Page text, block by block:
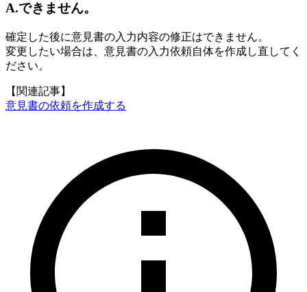
A.できません。
確定した後に意見書の入力内容の修正はできません。
変更したい場合は、意見書の入力依頼自体を作成し直してく
ださい。
【関連記事】
意見書の依頼を作成する